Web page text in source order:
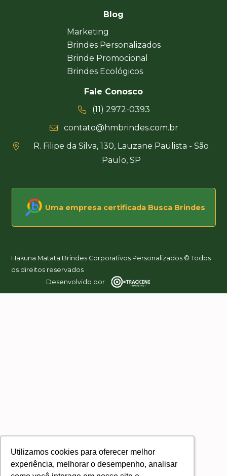
Utilizamos cookies para oferecer melhor
experiência, melhorar o desempenho, analisar
Utilizamos cookies para oferecer melhor
experiência, melhorar o desempenho, analisar
Blog
Marketing
Brindes Personalizados
Brinde Promocional
Brindes Ecológicos
Fale Conosco
(11) 2972-0393
contato@hmbrindes.com.br
R. Filipe da Silva, 130, Lauzane Paulista - São
Paulo, SP
Uma empresa certificada Busca Brindes
Hakuna Matata Brindes Corporativos Personalizados © Todos
os direitos reservados
Desenvolvido por